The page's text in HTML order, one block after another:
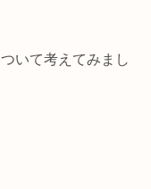
いて考えてみまし